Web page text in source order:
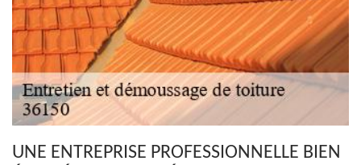
UNE ENTREPRISE PROFESSIONNELLE BIEN